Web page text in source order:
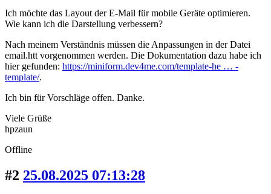
Ich möchte das Layout der E-Mail für mobile Geräte optimieren.
Wie kann ich die Darstellung verbessern?
Nach meinem Verständnis müssen die Anpassungen in der Datei
email.htt vorgenommen werden. Die Dokumentation dazu habe ich
hier gefunden: https://miniform.dev4me.com/template-he … -
template/.
Ich bin für Vorschläge offen. Danke.
Viele Grüße
hpzaun
Offline
#2 25.08.2025 07:13:28